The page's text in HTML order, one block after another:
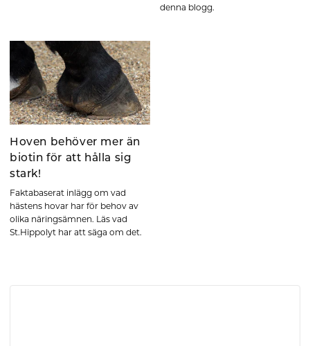
denna blogg.
Hoven behöver mer än
biotin för att hålla sig
stark!
Faktabaserat inlägg om vad
hästens hovar har för behov av
olika näringsämnen. Läs vad
St.Hippolyt har att säga om det.